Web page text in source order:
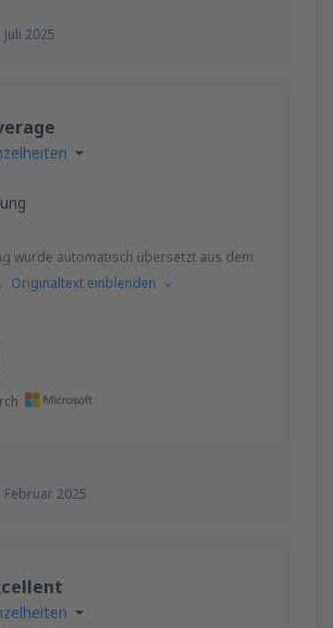
Juli 2025
Februar 2025
wurde automatisch übersetzt aus dem
Originaltext einblenden